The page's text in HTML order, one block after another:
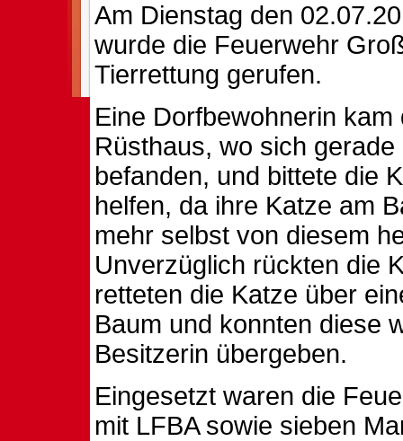
Am Dienstag den
wurde die Feuerwehr
Tierrettung gerufen.
Eine Dorfbewohnerin kam
Rüsthaus, wo sich
befanden, und bittete die
helfen, da ihre Katze am
mehr selbst von diesem
Unverzüglich rückten die
retteten die Katze über
Baum und konnten diese
Besitzerin übergeben.
Eingesetzt waren die
mit LFBA sowie sieben